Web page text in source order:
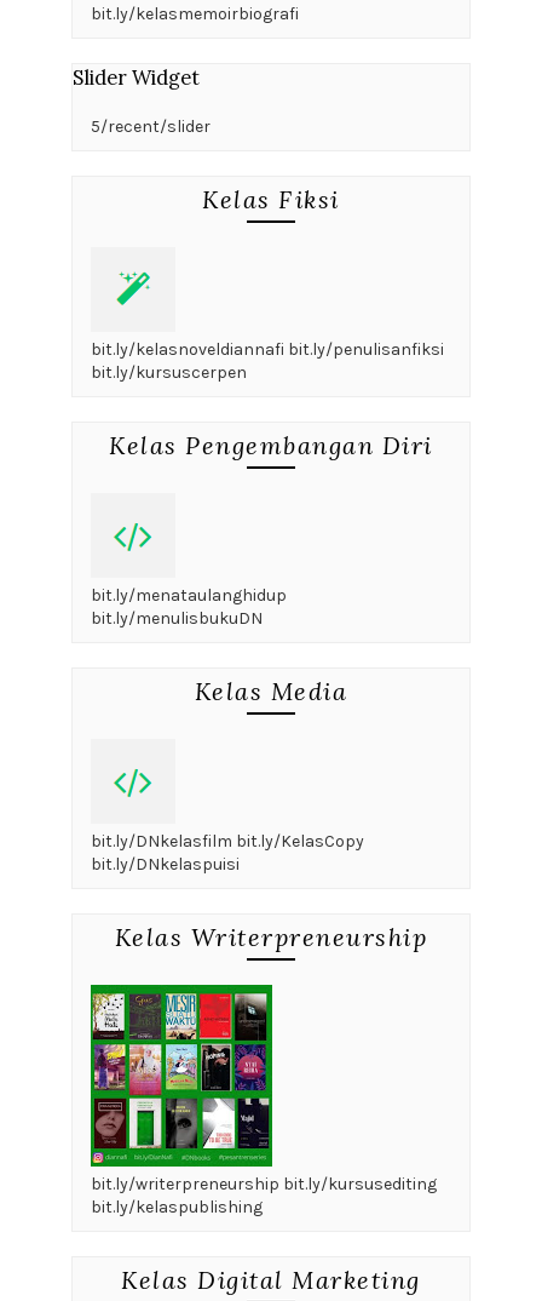
bit.ly/kelasmemoirbiografi
Slider Widget
5/recent/slider
Kelas Fiksi
bit.ly/kelasnoveldiannafi bit.ly/penulisanfiksi
bit.ly/kursuscerpen
Kelas Pengembangan Diri
bit.ly/menataulanghidup
bit.ly/menulisbukuDN
Kelas Media
bit.ly/DNkelasfilm bit.ly/KelasCopy
bit.ly/DNkelaspuisi
Kelas Writerpreneurship
bit.ly/writerpreneurship bit.ly/kursusediting
bit.ly/kelaspublishing
Kelas Digital Marketing